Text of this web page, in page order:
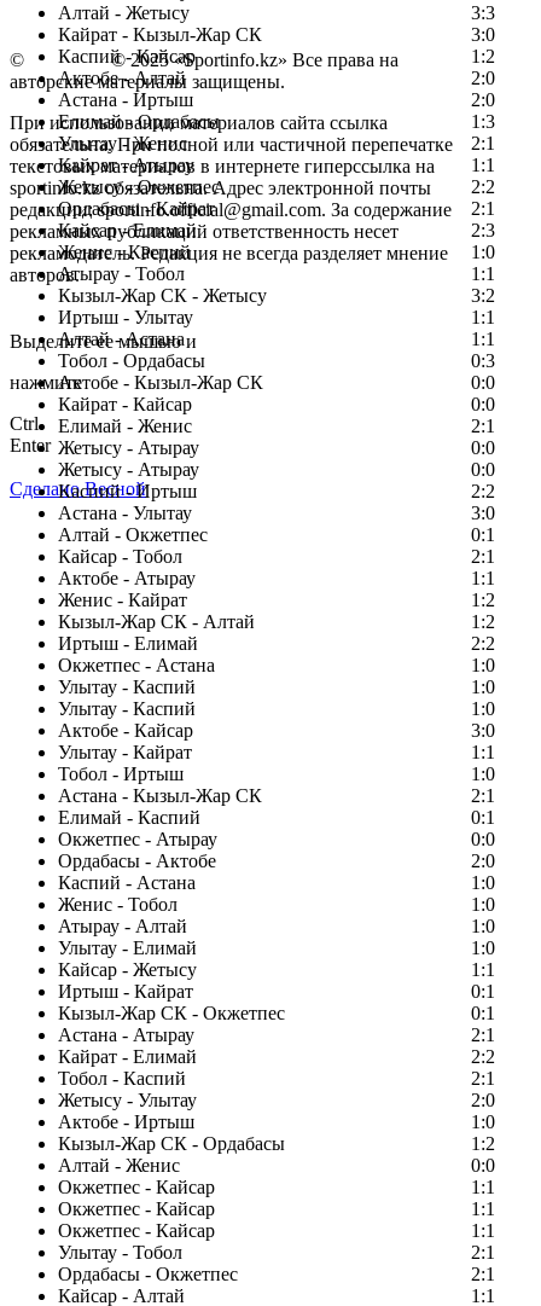
Алтай - Жетысу
3:3
Кайрат - Кызыл-Жар СК
3:0
Каспий - Кайсар
1:2
Актобе - Алтай
2:0
Астана - Иртыш
2:0
Елимай - Ордабасы
1:3
Улытау - Женис
2:1
Кайрат - Атырау
1:1
Жетысу - Окжетпес
2:2
Ордабасы - Кайрат
2:1
Кайсар - Елимай
2:3
Женис - Каспий
1:0
Атырау - Тобол
1:1
Кызыл-Жар СК - Жетысу
3:2
Иртыш - Улытау
1:1
Алтай - Астана
1:1
Тобол - Ордабасы
0:3
Актобе - Кызыл-Жар СК
0:0
Кайрат - Кайсар
0:0
Елимай - Женис
2:1
Жетысу - Атырау
0:0
Жетысу - Атырау
0:0
Каспий - Иртыш
2:2
Астана - Улытау
3:0
Алтай - Окжетпес
0:1
Кайсар - Тобол
2:1
Актобе - Атырау
1:1
Женис - Кайрат
1:2
Кызыл-Жар СК - Алтай
1:2
Иртыш - Елимай
2:2
Окжетпес - Астана
1:0
Улытау - Каспий
1:0
Улытау - Каспий
1:0
Актобе - Кайсар
3:0
Улытау - Кайрат
1:1
Тобол - Иртыш
1:0
Астана - Кызыл-Жар СК
2:1
Елимай - Каспий
0:1
Окжетпес - Атырау
0:0
Ордабасы - Актобе
2:0
Каспий - Астана
1:0
Женис - Тобол
1:0
Атырау - Алтай
1:0
Улытау - Елимай
1:0
Кайсар - Жетысу
1:1
Иртыш - Кайрат
0:1
Кызыл-Жар СК - Окжетпес
0:1
Астана - Атырау
2:1
Кайрат - Елимай
2:2
Тобол - Каспий
2:1
Жетысу - Улытау
2:0
Актобе - Иртыш
1:0
Кызыл-Жар СК - Ордабасы
1:2
Алтай - Женис
0:0
Окжетпес - Кайсар
1:1
Окжетпес - Кайсар
1:1
Окжетпес - Кайсар
1:1
Улытау - Тобол
2:1
Ордабасы - Окжетпес
2:1
Кайсар - Алтай
1:1
© Copyright© 2025 «Sportinfo.kz» Все права на
авторские материалы защищены.
При использовании материалов сайта ссылка
обязательна. При полной или частичной перепечатке
текстовых материалов в интернете гиперссылка на
sportinfo.kz обязательна. Адрес электронной почты
редакции: sportinfo.official@gmail.com. За содержание
рекламных публикаций ответственность несет
рекламодатель. Редакция не всегда разделяет мнение
авторов.
Заметили ошибку в тексте?
Выделите ее мышью и
нажмите
Ctrl
Enter
Сделано Весной